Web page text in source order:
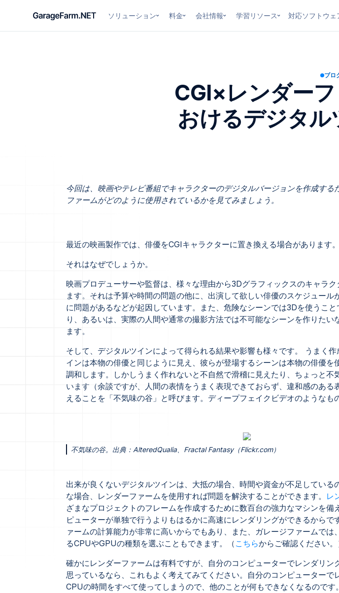
ソリューション 料金 会社情報 学習リソース 対応ソフトウェ
ブロ
CGI×レンダー
おけるデジタ
今回は、映画やテレビ番組でキャラクターのデジタルバージョンを作成す
ファームがどのように使用されているかを見てみましょう。
最近の映画製作では、俳優をCGIキャラクターに置き換える場合があります。
それはなぜでしょうか。
映画プロデューサーや監督は、様々な理由から3Dグラフィックスのキャラ
ます。それは予算や時間の問題の他に、出演して欲しい俳優のスケジュール
に問題があるなどが起因しています。また、危険なシーンでは3Dを使うこ
り、あるいは、実際の人間や通常の撮影方法では不可能なシーンを作りたい
ます。
そして、デジタルツインによって得られる結果や影響も様々です。 うまく
インは本物の俳優と同じように見え、彼らが登場するシーンは本物の俳優を
調和します。しかしうまく作れないと不自然で滑稽に見えたり、ちょっと不
います（余談ですが、人間の表情をうまく表現できておらず、違和感のある
えることを「不気味の谷」と呼びます。ディープフェイクビデオのようなも
不気味の谷。出典：AlteredQualia、Fractal Fantasy（Flickr.com）
出来が良くないデジタルツインは、大抵の場合、時間や資金が不足している
な場合、レンダーファームを使用すれば問題を解決することができます。 レ
ざまなプロジェクトのフレームを作成するために数百台の強力なマシンを備
ピューターが単独で行うよりもはるかに高速にレンダリングができるからで
ァームの計算能力が非常に高いからでもあり、また、ガレージファームでは
るCPUやGPUの種類を選ぶこともできます。（ こちらからご確認ください。
確かにレンダーファームは有料ですが、自分のコンピューターでレンダリン
思っているなら、これもよく考えてみてください。自分のコンピューターで
CPUの時間をすべて使ってしまうので、他のことが何もできなくなるのです